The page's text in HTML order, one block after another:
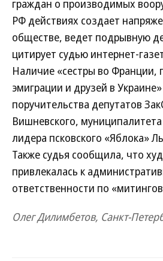
граждан о производимых
РФ действиях создает
обществе, ведет подрывную
цитирует судью интернет-
Наличие «сестры во Франции,
эмиграции и друзей в
поручительства депутатов
Вишневского,
лидера псковского «Яблока»
Также судья сообщила, что
привлекалась к
ответственности по
Олег Дилимбетов, Санкт-